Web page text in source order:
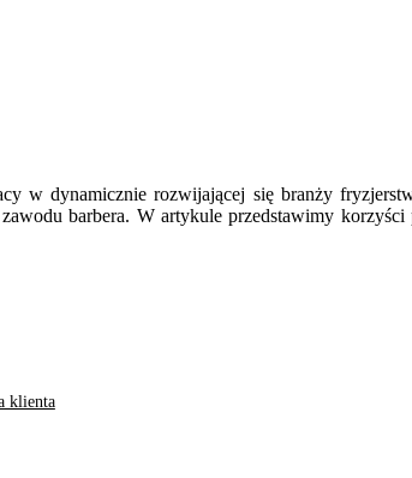
w dynamicznie rozwijającej się branży
barbera. W artykule przedstawimy
klienta